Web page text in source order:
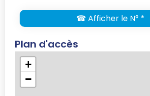
☎ Afficher le N° *
Plan d'accès
+
−